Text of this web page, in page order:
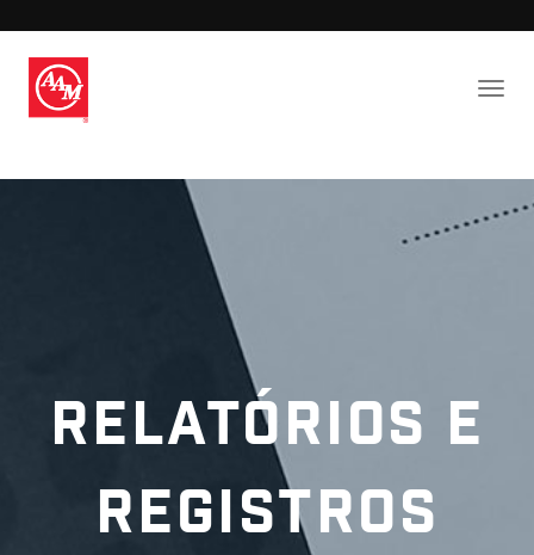
Relatórios e
Registros